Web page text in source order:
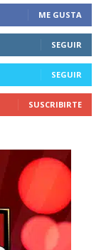
ME GUSTA
SEGUIR
SEGUIR
SUSCRIBIRTE